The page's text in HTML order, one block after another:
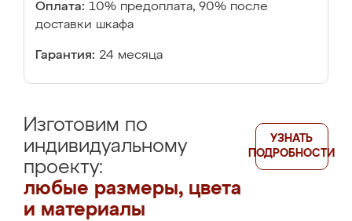
Оплата: 10% предоплата, 90% после
доставки шкафа
Гарантия: 24 месяца
Изготовим по
индивидуальному
проекту:
любые размеры, цвета
и материалы
УЗНАТЬ
ПОДРОБНОСТИ